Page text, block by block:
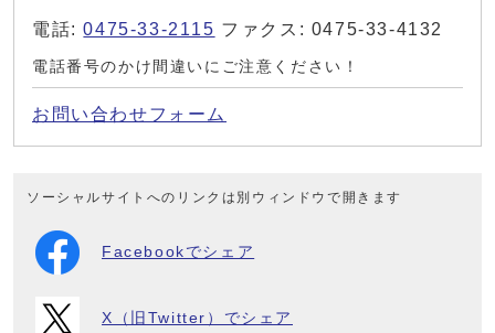
電話:0475-33-2115 ファクス: 0475-33-4132
電話番号のかけ間違いにご注意ください！
お問い合わせフォーム
ソーシャルサイトへのリンクは別ウィンドウで開きます
Facebookでシェア
X（旧Twitter）でシェア